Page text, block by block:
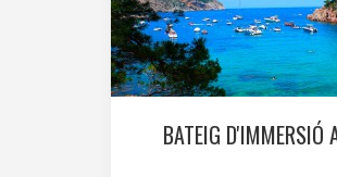
BATEIG D'IMMERSIÓ